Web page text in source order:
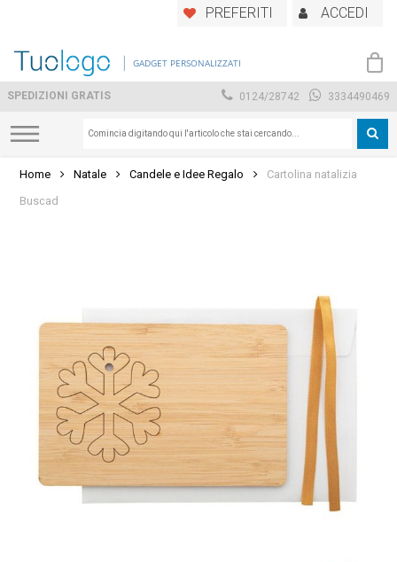
main
PREFERITI ACCEDI
GADGET PERSONALIZZATI
SPEDIZIONI GRATIS 0124/28742 3334490469
Home Natale Candele e Idee Regalo
Cartolina natalizia
Buscad